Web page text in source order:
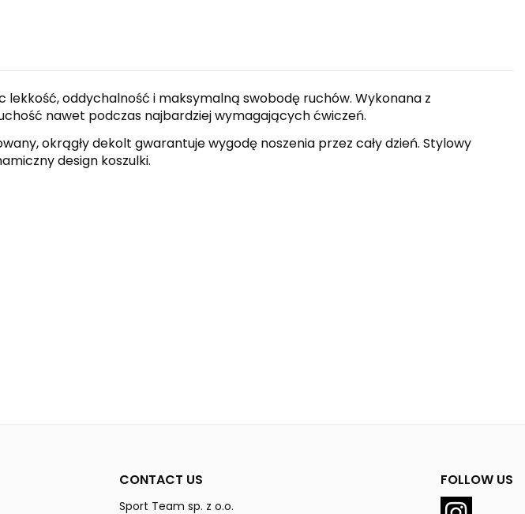
oddychalność i maksymalną swobodę ruchów. Wykonana z
nawet podczas najbardziej wymagających ćwiczeń.
okrągły dekolt gwarantuje wygodę noszenia przez cały dzień. Stylowy
design koszulki.
CONTACT US
Sport Team sp. z o.o.
FOLLOW US